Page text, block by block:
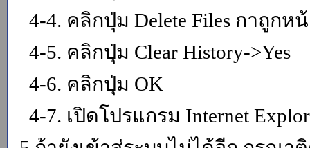
4-4. คลิกปุ่ม Delete Files กาถูกหน้
4-5. คลิกปุ่ม Clear History->Yes
4-6. คลิกปุ่ม OK
4-7. เปิดโปรแกรม Internet